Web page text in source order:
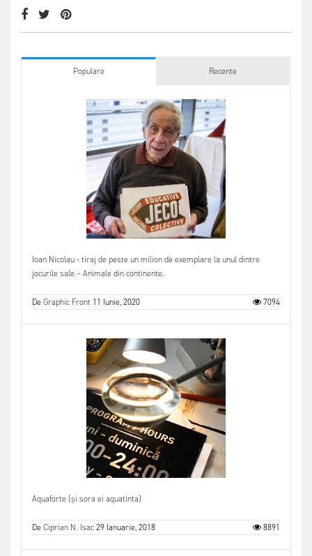
Populare Recente
Ioan Nicolau - tiraj de peste un milion de exemplare la unul dintre
jocurile sale – Animale din continente.
DeGraphic Front 11 Iunie, 2020 7094
Aquaforte (și sora ei aquatinta)
DeCiprian N. Isac29 Ianuarie, 2018 8891